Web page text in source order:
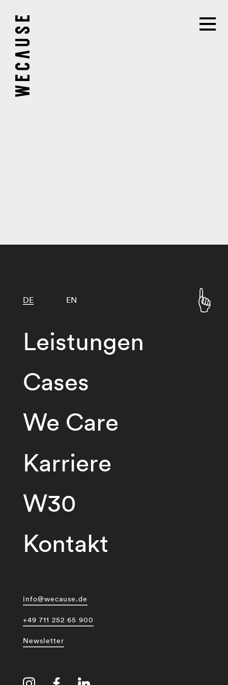
Leistungen
Cases
We Care
Karriere
W30
Kontakt
DE EN
info@wecause.de
+49 711 252 65 900
Newsletter